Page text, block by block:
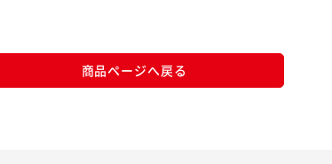
商品ページへ戻る